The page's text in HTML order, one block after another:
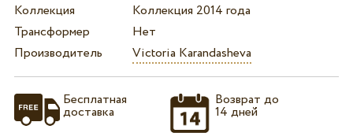
Коллекция
Коллекция 2014 года
Трансформер
Нет
Производитель
Victoria Karandasheva
Бесплатная
доставка
Возврат до
14 дней